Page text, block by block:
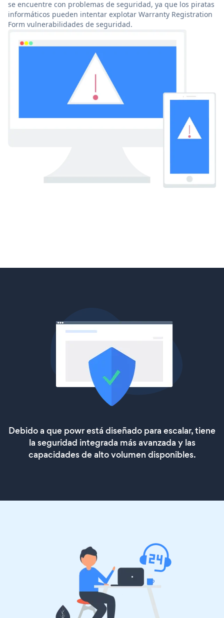
se encuentre con problemas de seguridad, ya que los piratas
informáticos pueden intentar explotar Warranty Registration
Form vulnerabilidades de seguridad.
Debido a que powr está diseñado para escalar, tiene
la seguridad integrada más avanzada y las
capacidades de alto volumen disponibles.